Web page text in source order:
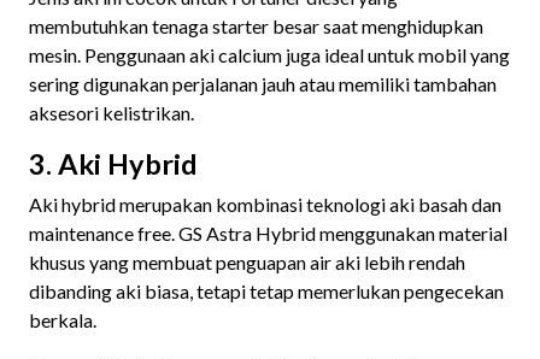
membutuhkan tenaga starter besar saat menghidupkan
mesin. Penggunaan aki calcium juga ideal untuk mobil yang
sering digunakan perjalanan jauh atau memiliki tambahan
aksesori kelistrikan.
3. Aki Hybrid
Aki hybrid merupakan kombinasi teknologi aki basah dan
maintenance free. GS Astra Hybrid menggunakan material
khusus yang membuat penguapan air aki lebih rendah
dibanding aki biasa, tetapi tetap memerlukan pengecekan
berkala.